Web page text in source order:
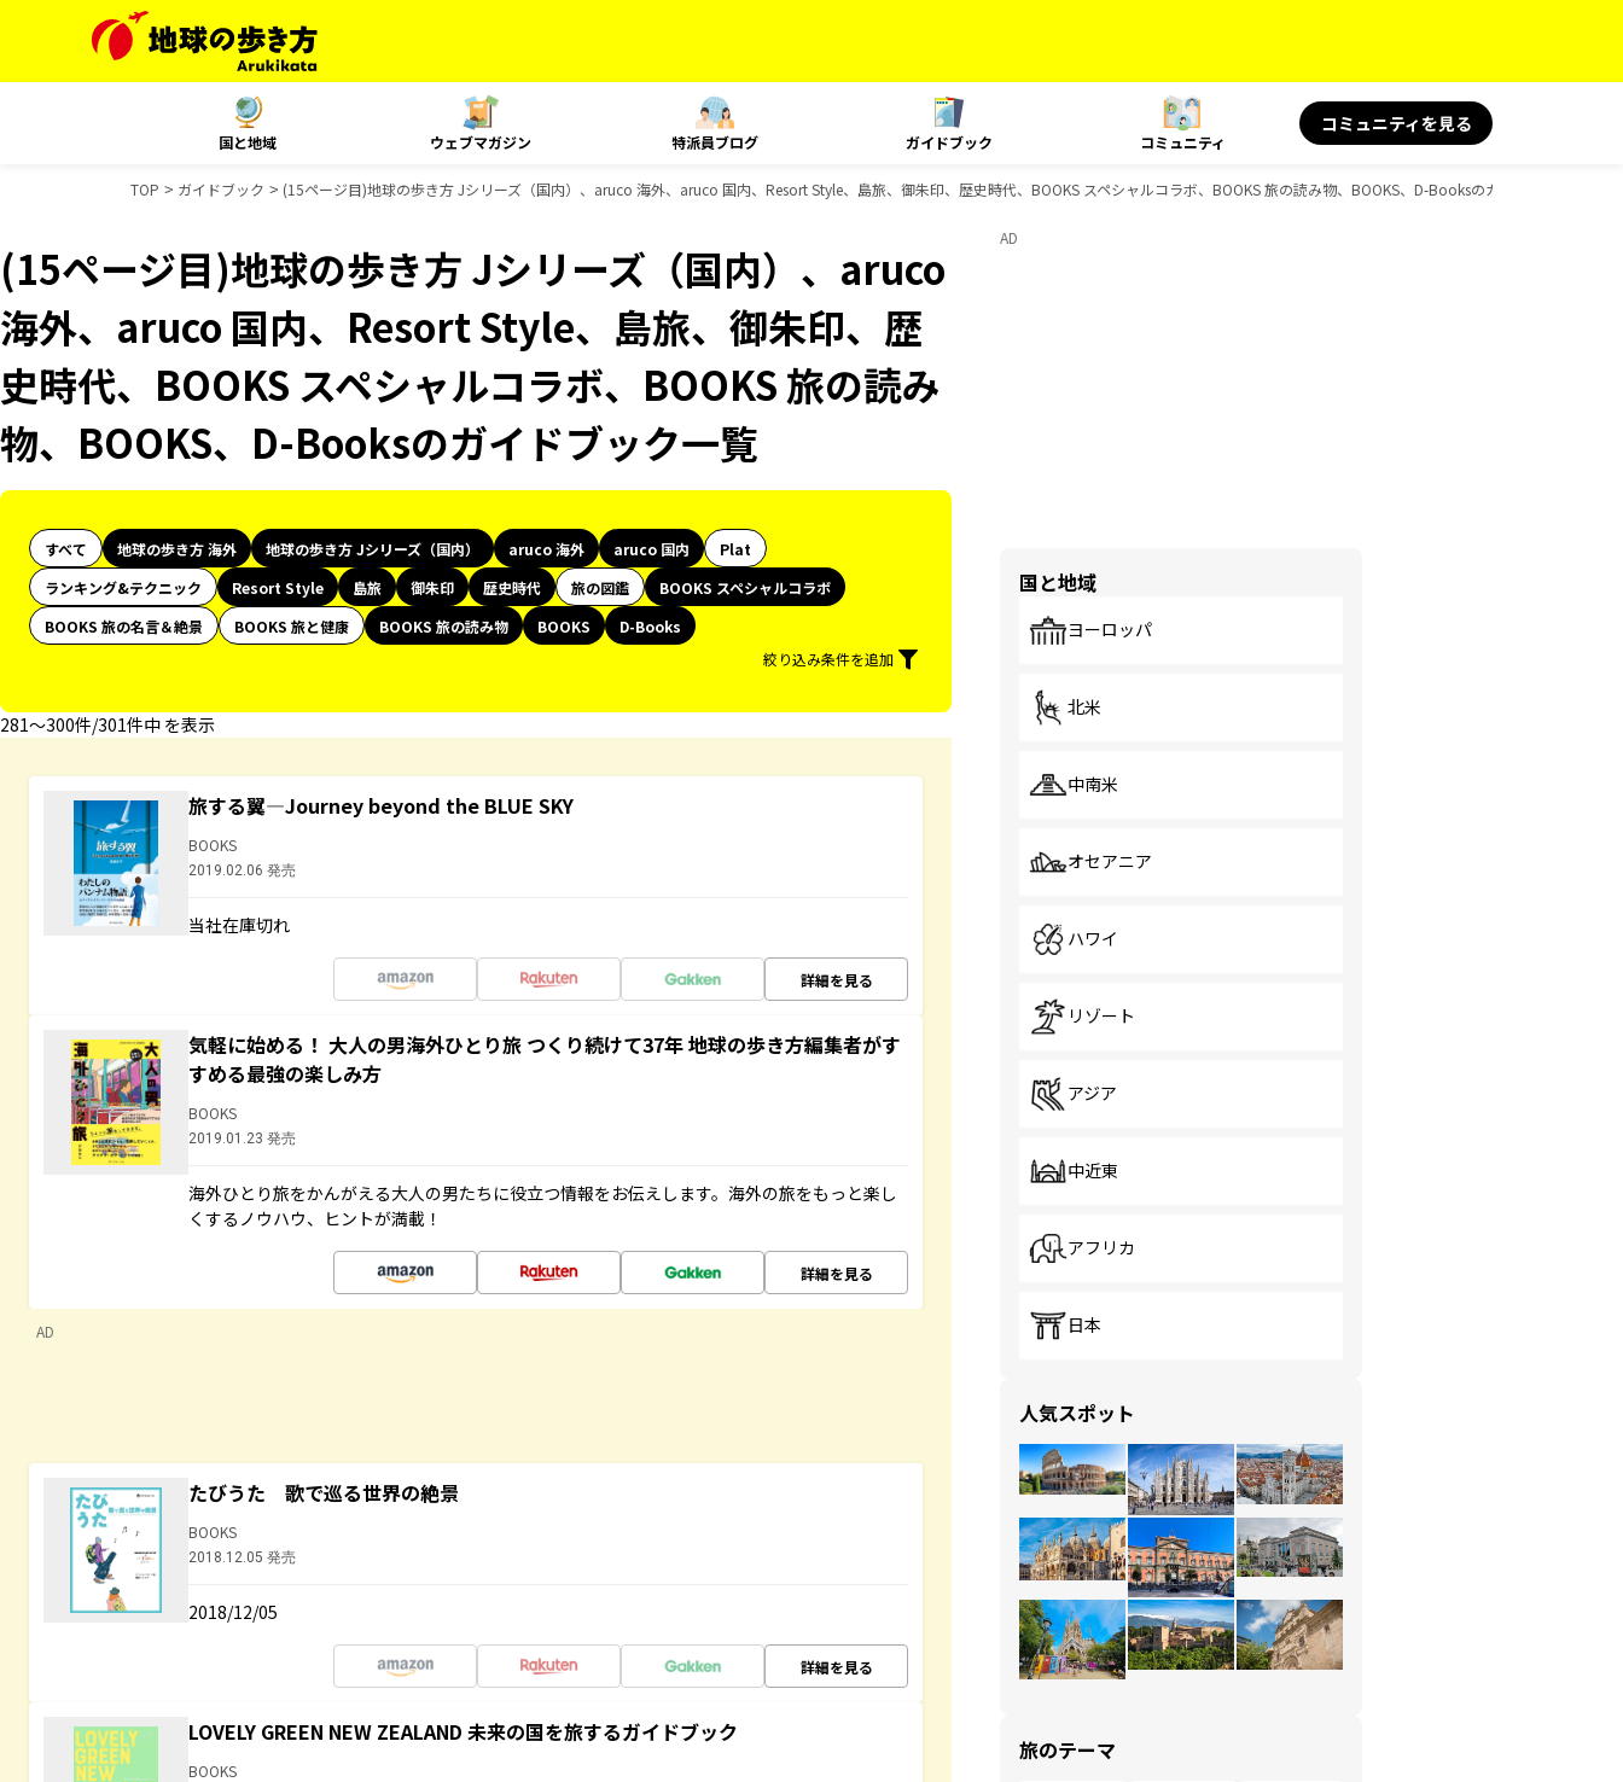
国と地域 ウェブマガジン 特派員ブログ ガイドブック コミュニティ
コミュニティを見る
TOP ガイドブック (15ページ目)地球の歩き方 Jシリーズ（国内）、aruco 海外、aruco 国内、Resort Style、島旅、御朱印、歴史時代、BOOKS スペシャルコラボ、BOOKS 旅の読み物、BOOKS、D-Booksのガイドブック一覧
(15ページ目)地球の歩き方 Jシリーズ（国内）、aruco
海外、aruco 国内、Resort Style、島旅、御朱印、歴
史時代、BOOKS スペシャルコラボ、BOOKS 旅の読み
物、BOOKS、D-Booksのガイドブック一覧
すべて 地球の歩き方 海外 地球の歩き方 Jシリーズ（国内） aruco 海外 aruco 国内
Plat
ランキング&テクニック
Resort Style 島旅 御朱印 歴史時代 旅の図鑑
BOOKS スペシャルコラボ
BOOKS 旅の名言＆絶景
BOOKS 旅と健康 BOOKS 旅の読み物 BOOKS
D-Books
絞り込み条件を追加
281〜300件/301件中 を表示
旅する翼―Journey beyond the BLUE SKY
BOOKS
2019.02.06 発売
当社在庫切れ
詳細を見る
気軽に始める！ 大人の男海外ひとり旅 つくり続けて37年 地球の歩き方編集者がす
すめる最強の楽しみ方
BOOKS
2019.01.23 発売
海外ひとり旅をかんがえる大人の男たちに役立つ情報をお伝えします。海外の旅をもっと楽し
くするノウハウ、ヒントが満載！
詳細を見る
AD
たびうた 歌で巡る世界の絶景
BOOKS
2018.12.05 発売
2018/12/05
詳細を見る
LOVELY GREEN NEW ZEALAND 未来の国を旅するガイドブック
BOOKS
AD
国と地域
ヨーロッパ
北米
中南米
オセアニア
ハワイ
リゾート
アジア
中近東
アフリカ
日本
人気スポット
旅のテーマ